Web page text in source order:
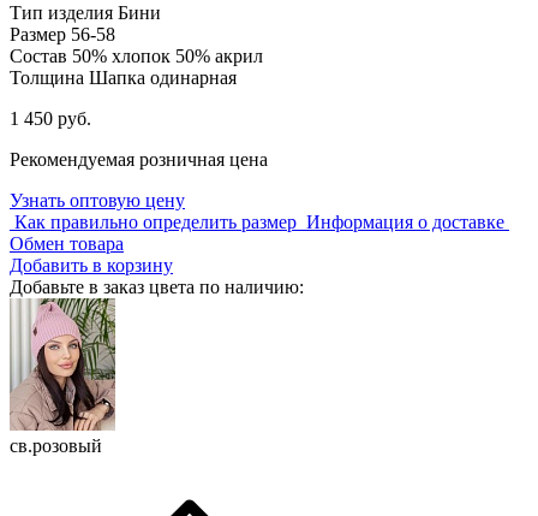
Тип изделия Бини
Размер 56-58
Состав 50% хлопок 50% акрил
Толщина Шапка одинарная
1 450 руб.
Рекомендуемая розничная цена
Узнать оптовую цену
Как правильно определить размер Информация о доставке
Обмен товара
Добавить в корзину
Добавьте в заказ цвета по наличию:
св.розовый